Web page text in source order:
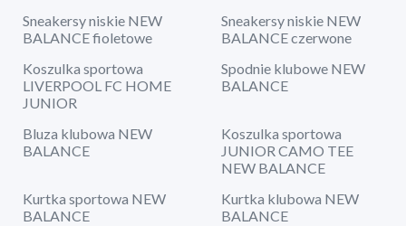
Sneakersy niskie NEW
BALANCE fioletowe
Sneakersy niskie NEW
BALANCE czerwone
Koszulka sportowa
LIVERPOOL FC HOME
JUNIOR
Spodnie klubowe NEW
BALANCE
Bluza klubowa NEW
BALANCE
Koszulka sportowa
JUNIOR CAMO TEE
NEW BALANCE
Kurtka sportowa NEW
BALANCE
Kurtka klubowa NEW
BALANCE